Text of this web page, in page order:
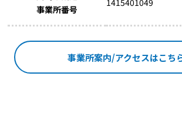
事業所番号
1415401049
事業所案内/アクセスはこち